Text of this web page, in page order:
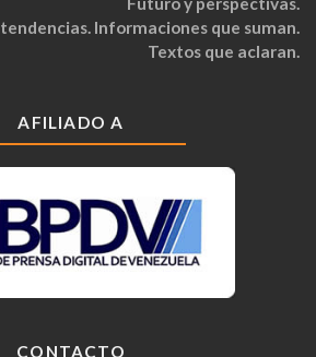
Informaciones que suman.
Textos que aclaran.
AFILIADO A
CONTACTO